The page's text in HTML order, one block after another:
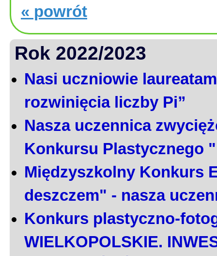
« powrót
Rok 2022/2023
Nasi uczniowie
rozwinięcia liczby Pi”
Nasza uczennica
Konkursu Plastycznego
Międzyszkolny Konkurs
deszczem" - nasza
Konkurs plastyczno-
WIELKOPOLSKIE.